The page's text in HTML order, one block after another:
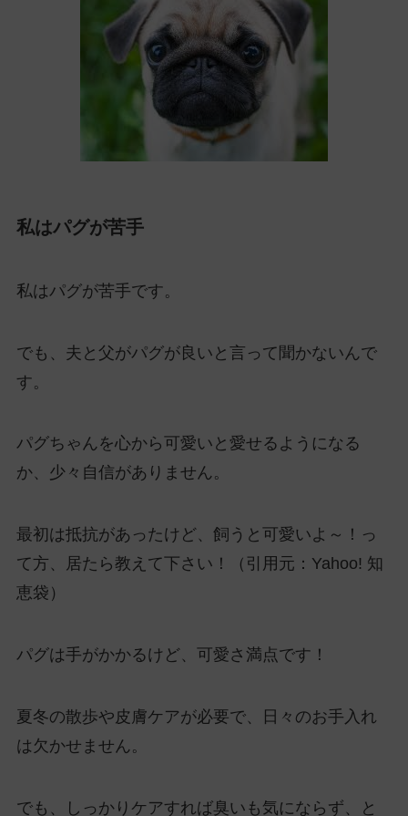
私はパグが苦手
私はパグが苦手です。
でも、夫と父がパグが良いと言って聞かないんで
す。
パグちゃんを心から可愛いと愛せるようになる
か、少々自信がありません。
最初は抵抗があったけど、飼うと可愛いよ～！っ
て方、居たら教えて下さい！（引用元：Yahoo! 知
恵袋）
パグは手がかかるけど、可愛さ満点です！
夏冬の散歩や皮膚ケアが必要で、日々のお手入れ
は欠かせません。
でも、しっかりケアすれば臭いも気にならず、と